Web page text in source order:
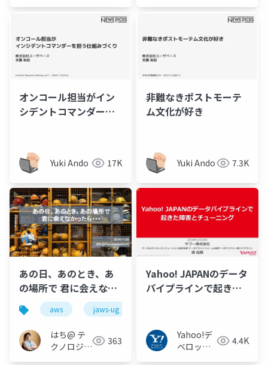
オンコール担当がイン
シデントコマンダーを
Yuki Ando 17K
非難なきポストモーテ
ム文化が好き
Yuki Ando 7.3K
あの日、あのとき、あ
の場所で 君に会えなか
ったら・・・
aws jaws-ug
はち@ テ
クノロジー
363
Yahoo! JAPANのデータ
パイプラインで起きた
Meetup Japan #5 -
Yahoo!デ
ベロッパ
4.4K